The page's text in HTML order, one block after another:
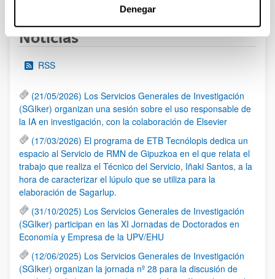
Denegar
Noticias
RSS
(21/05/2026) Los Servicios Generales de Investigación
(SGIker) organizan una sesión sobre el uso responsable de
la IA en investigación, con la colaboración de Elsevier
(17/03/2026) El programa de ETB Tecnólopis dedica un
espacio al Servicio de RMN de Gipuzkoa en el que relata el
trabajo que realiza el Técnico del Servicio, Iñaki Santos, a la
hora de caracterizar el lúpulo que se utiliza para la
elaboración de Sagarlup.
(31/10/2025) Los Servicios Generales de Investigación
(SGIker) participan en las XI Jornadas de Doctorados en
Economía y Empresa de la UPV/EHU
(12/06/2025) Los Servicios Generales de Investigación
(SGIker) organizan la jornada nº 28 para la discusión de